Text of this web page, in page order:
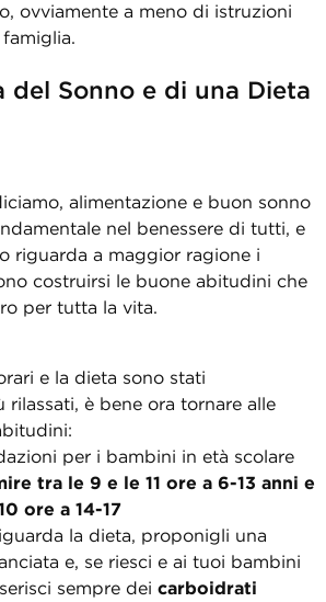
ovviamente a meno di istruzioni
del Sonno e di una Dieta
alimentazione e buon sonno
nel benessere di tutti, e
riguarda a maggior ragione i
costruirsi le buone abitudini che
per tutta la vita.
e la dieta sono stati
rilassati, è bene ora tornare alle
per i bambini in età scolare
tra le 9 e le 11 ore a 6-13 anni e
ore a 14-17
la dieta, proponigli una
e, se riesci e ai tuoi bambini
sempre dei carboidrati